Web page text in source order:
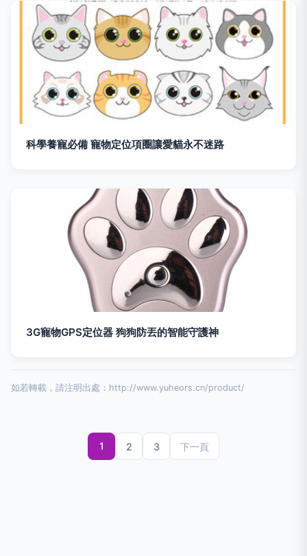
科學養寵必備 寵物定位項圈讓愛貓永不迷路
3G寵物GPS定位器 狗狗防丟的智能守護神
如若轉載，請注明出處：http://www.yuheors.cn/product/
1 2 3 下一頁